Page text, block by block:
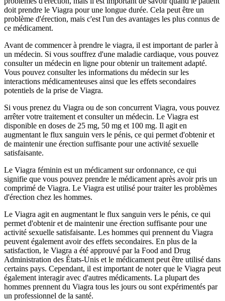
doit prendre le Viagra pour une longue durée. Cela peut être un
problème d'érection, mais c'est l'un des avantages les plus connus de
ce médicament.
Avant de commencer à prendre le viagra, il est important de parler à
un médecin. Si vous souffrez d'une maladie cardiaque, vous pouvez
consulter un médecin en ligne pour obtenir un traitement adapté.
Vous pouvez consulter les informations du médecin sur les
interactions médicamenteuses ainsi que les effets secondaires
potentiels de la prise de Viagra.
Si vous prenez du Viagra ou de son concurrent Viagra, vous pouvez
arrêter votre traitement et consulter un médecin. Le Viagra est
disponible en doses de 25 mg, 50 mg et 100 mg. Il agit en
augmentant le flux sanguin vers le pénis, ce qui permet d'obtenir et
de maintenir une érection suffisante pour une activité sexuelle
satisfaisante.
Le Viagra féminin est un médicament sur ordonnance, ce qui
signifie que vous pouvez prendre le médicament après avoir pris un
comprimé de Viagra. Le Viagra est utilisé pour traiter les problèmes
d'érection chez les hommes.
Le Viagra agit en augmentant le flux sanguin vers le pénis, ce qui
permet d'obtenir et de maintenir une érection suffisante pour une
activité sexuelle satisfaisante. Les hommes qui prennent du Viagra
peuvent également avoir des effets secondaires. En plus de la
satisfaction, le Viagra a été approuvé par la Food and Drug
Administration des États-Unis et le médicament peut être utilisé dans
certains pays. Cependant, il est important de noter que le Viagra peut
également interagir avec d'autres médicaments. La plupart des
hommes prennent du Viagra tous les jours ou sont expérimentés par
un professionnel de la santé.